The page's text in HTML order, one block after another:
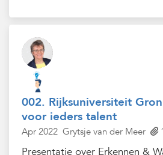
002. Rijksuniversiteit
voor ieders talent
Apr 2022 Grytsje van der Meer
Presentatie over Erkennen &